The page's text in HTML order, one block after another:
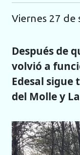
viernes 27
Después de
volvió a
Edesal
del Molle y